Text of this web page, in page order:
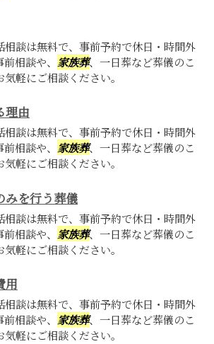
相談は無料で、事前予約で休日・時間外
相談や、 家族葬、一日葬など葬儀のこ
軽にご相談ください。
理由
相談は無料で、事前予約で休日・時間外
相談や、 家族葬、一日葬など葬儀のこ
軽にご相談ください。
みを行う葬儀
相談は無料で、事前予約で休日・時間外
相談や、 家族葬、一日葬など葬儀のこ
軽にご相談ください。
用
相談は無料で、事前予約で休日・時間外
相談や、 家族葬、一日葬など葬儀のこ
軽にご相談ください。